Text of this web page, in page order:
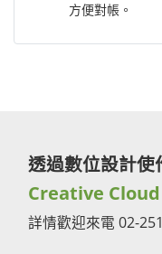
方便對帳。
透過數位設計使
Creative Cloud
詳情歡迎來電 02-